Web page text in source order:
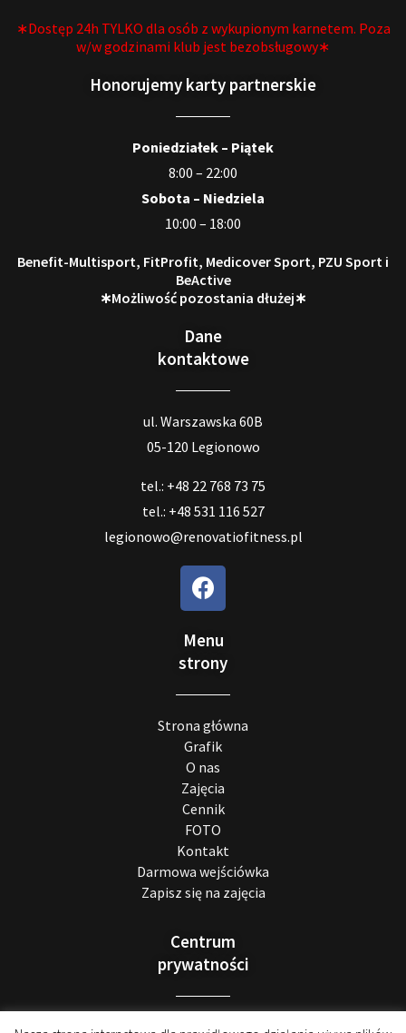
∗Dostęp 24h TYLKO dla osób z wykupionym karnetem. Poza
w/w godzinami klub jest bezobsługowy∗
Honorujemy karty partnerskie
Poniedziałek – Piątek
8:00 – 22:00
Sobota – Niedziela
10:00 – 18:00
Benefit-Multisport, FitProfit, Medicover Sport, PZU Sport i
BeActive
∗Możliwość pozostania dłużej∗
Dane
kontaktowe
ul. Warszawska 60B
05-120 Legionowo
tel.: +48 22 768 73 75
tel.: +48 531 116 527
legionowo@renovatiofitness.pl
Menu
strony
Strona główna
Grafik
O nas
Zajęcia
Cennik
FOTO
Kontakt
Darmowa wejściówka
Zapisz się na zajęcia
Centrum
prywatności
Realizacja RODO